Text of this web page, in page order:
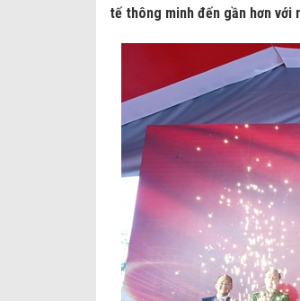
tế thông minh đến gần hơn với